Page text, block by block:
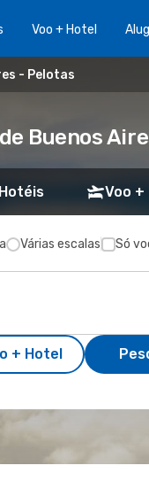
Voo + Hotel
- Pelotas
Buenos
Hotéis Voo
Várias escalas Só
+ Hotel